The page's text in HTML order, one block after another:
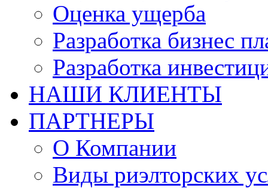
Оценка ущерба
Разработка бизнес
Разработка
НАШИ КЛИЕНТЫ
ПАРТНЕРЫ
О Компании
Виды риэлторских